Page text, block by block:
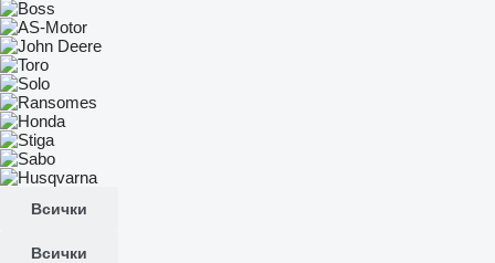
Всички
Всички